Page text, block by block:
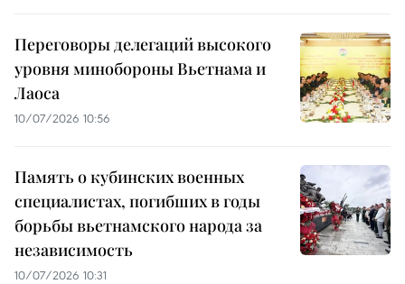
Переговоры делегаций высокого
уровня минобороны Вьетнама и
Лаоса
10/07/2026 10:56
Память о кубинских военных
специалистах, погибших в годы
борьбы вьетнамского народа за
независимость
10/07/2026 10:31